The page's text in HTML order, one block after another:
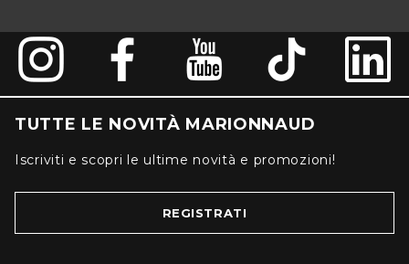
TUTTE LE NOVITÀ MARIONNAUD
Iscriviti e scopri le ultime novità e promozioni!
REGISTRATI